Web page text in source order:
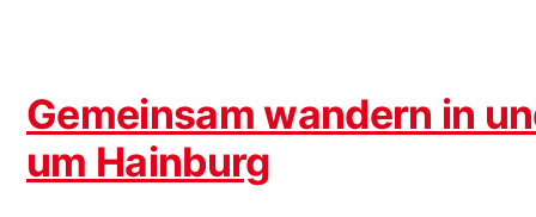
Gemeinsam wandern in
um Hainburg